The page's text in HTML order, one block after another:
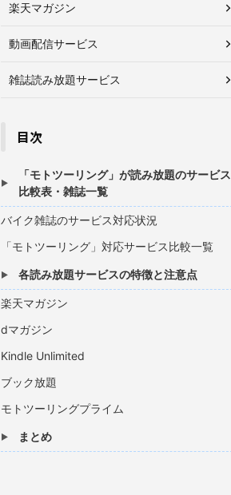
auブックパス
モトツーリング
プライム
◯
◯ ✕
✕ ✕
◯ ✕
✕
✕
楽天マガジン
動画配信サービス
雑誌読み放題サービス
目次
「モトツーリング」が読み放題のサービス
比較表・雑誌一覧
バイク雑誌のサービス対応状況
「モトツーリング」対応サービス比較一覧
各読み放題サービスの特徴と注意点
楽天マガジン
dマガジン
Kindle Unlimited
ブック放題
モトツーリングプライム
まとめ